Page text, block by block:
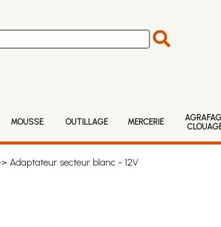
MOUSSE OUTILLAGE MERCERIE
Adaptateur secteur blanc - 12V